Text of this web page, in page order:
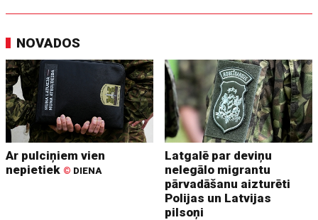
NOVADOS
Ar pulciņiem vien
nepietiek © DIENA
Latgalē par deviņu
nelegālo migrantu
pārvadāšanu aizturēti
Polijas un Latvijas
pilsoņi